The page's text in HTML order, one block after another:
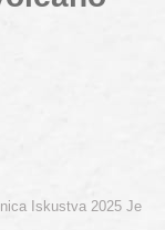
Iskustva 2025 Je